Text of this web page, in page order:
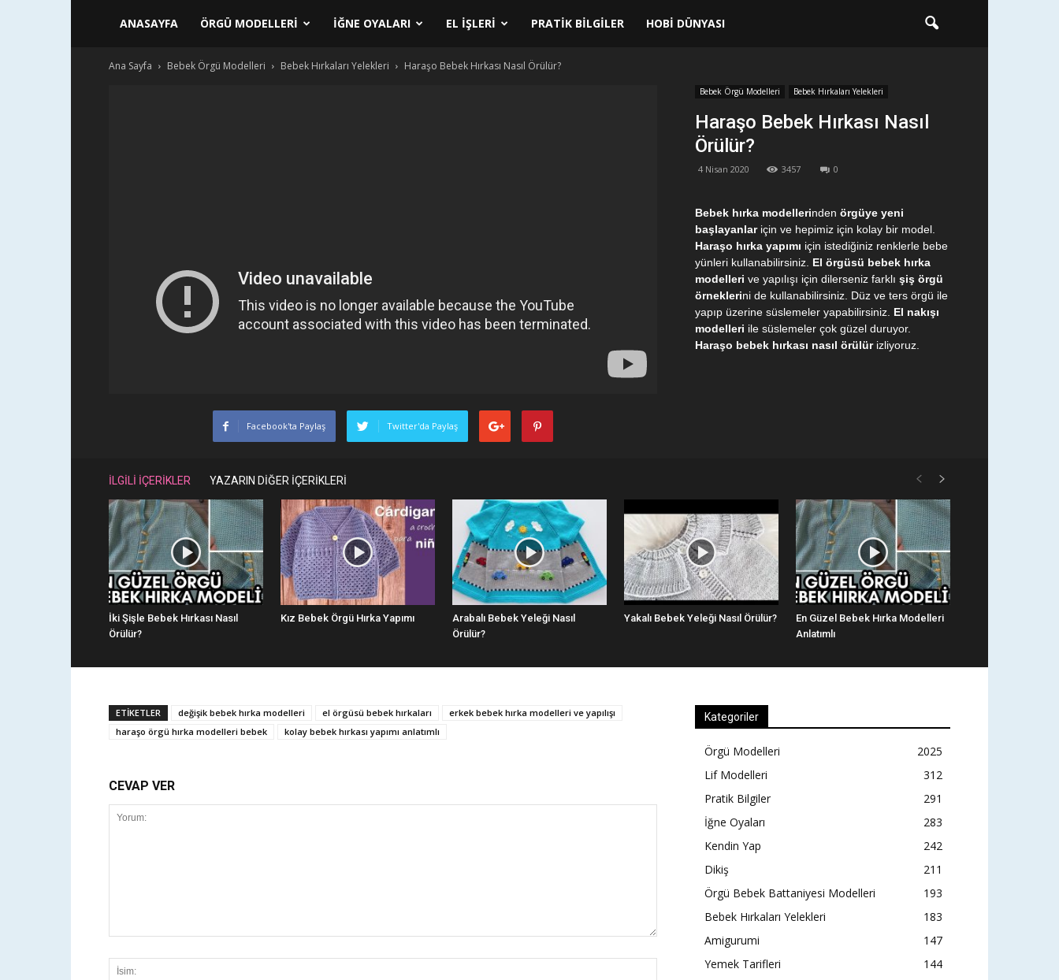
ANASAYFA ÖRGÜ MODELLERI İĞNE OYALARI EL İŞLERI PRATIK BILGILER HOBI DÜNYASI
Ana Sayfa Bebek Örgü Modelleri Bebek Hırkaları Yelekleri Haraşo Bebek Hırkası Nasıl Örülür?
Bebek Örgü Modelleri Bebek Hırkaları Yelekleri
Haraşo Bebek Hırkası Nasıl
Örülür?
4 Nisan 2020 3457 0
Bebek hırka modellerinden örgüye yeni
başlayanlariçin ve hepimiz için kolay bir model.
Haraşo hırka yapımı için istediğiniz renklerle bebe
yünleri kullanabilirsiniz. El örgüsü bebek hırka
modelleri ve yapılışı için dilerseniz farklı şiş örgü
örneklerini de kullanabilirsiniz. Düz ve ters örgü ile
yapıp üzerine süslemeler yapabilirsiniz. El nakışı
modelleri ile süslemeler çok güzel duruyor.
Haraşo bebek hırkası nasıl örülürizliyoruz.
Facebook'ta Paylaş Twitter'da Paylaş
İLGİLİ İÇERİKLER YAZARIN DİĞER İÇERİKLERİ
İki Şişle Bebek Hırkası Nasıl
Örülür?
Kız Bebek Örgü Hırka Yapımı
Arabalı Bebek Yeleği Nasıl
Örülür?
Yakalı Bebek Yeleği Nasıl Örülür?
En Güzel Bebek Hırka Modelleri
Anlatımlı
ETİKETLER değişik bebek hırka modelleri el örgüsü bebek hırkaları
erkek bebek hırka modelleri ve yapılışı
haraşo örgü hırka modelleri bebek
kolay bebek hırkası yapımı anlatımlı
CEVAP VER
Kategoriler
Örgü Modelleri
2025
Lif Modelleri
312
Pratik Bilgiler
291
İğne Oyaları
283
Kendin Yap
242
Dikiş
211
Örgü Bebek Battaniyesi Modelleri
193
Bebek Hırkaları Yelekleri
183
Amigurumi
147
Yemek Tarifleri
144